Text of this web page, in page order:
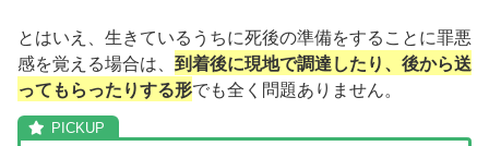
とはいえ、生きているうちに死後の準備をすることに罪悪
感を覚える場合は、 到着後に現地で調達したり、後から送
ってもらったりする形でも全く問題ありません。